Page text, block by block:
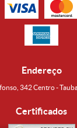
Endereço
342 Centro -
Certificados